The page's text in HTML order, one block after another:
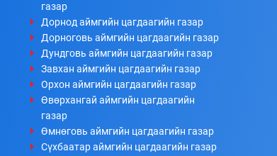
Ахлагч
болзол
газар
Дорнод аймгийн цагдаагийн газар
Дорноговь аймгийн цагдаагийн газар
Дундговь аймгийн цагдаагийн газар
Завхан аймгийн цагдаагийн газар
Орхон аймгийн цагдаагийн газар
Өвөрхангай аймгийн цагдаагийн
газар
Өмнөговь аймгийн цагдаагийн газар
Сүхбаатар аймгийн цагдаагийн газар